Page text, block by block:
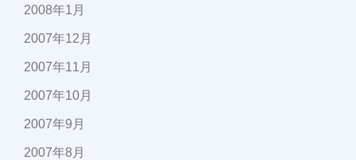
2008年1月
2007年12月
2007年11月
2007年10月
2007年9月
2007年8月